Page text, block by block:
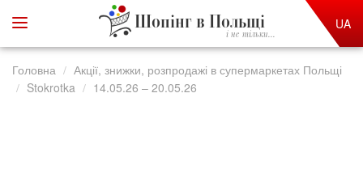
Шопінг в Польщі
і не тільки...
UA
Головна
Акції, знижки, розпродажі в супермаркетах Польщі
Stokrotka
14.05.26 – 20.05.26